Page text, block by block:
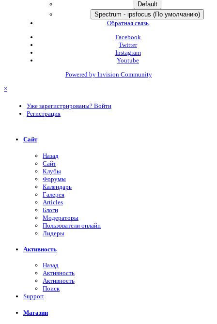
Default
Spectrum - ipsfocus (По умолчанию)
Обратная связь
Facebook
Twitter
Instagram
Youtube
Powered by Invision Community
×
Уже зарегистрированы? Войти
Регистрация
Сайт
Назад
Сайт
Клубы
Форумы
Календарь
Галерея
Articles
Блоги
Модераторы
Пользователи онлайн
Лидеры
Активность
Назад
Активность
Активность
Поиск
Support
Магазин